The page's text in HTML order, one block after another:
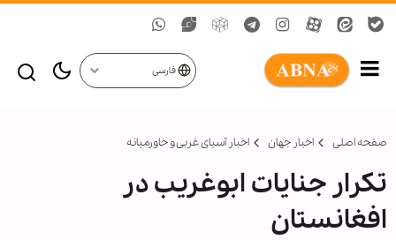
فارسی
صفحه اصلی اخبار جهان اخبار آسیای غربی و خاورمیانه
تکرار جنایات ابوغریب در
افغانستان